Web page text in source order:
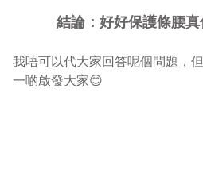
結論：好好保護條腰真
我唔可以代大家回答呢個問題，
一啲啟發大家😊